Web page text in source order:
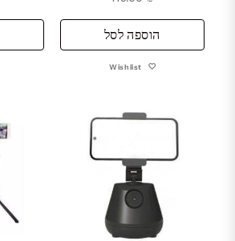
הוספה לסל
Wishlist